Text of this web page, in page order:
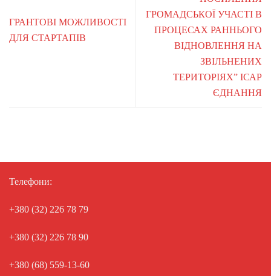
ГРАНТОВІ МОЖЛИВОСТІ
ДЛЯ СТАРТАПІВ
ГРОМАДСЬКОЇ УЧАСТІ В
ПРОЦЕСАХ РАННЬОГО
ВІДНОВЛЕННЯ НА
ЗВІЛЬНЕНИХ
ТЕРИТОРІЯХ” ІСАР
ЄДНАННЯ
Телефони:
+380 (32) 226 78 79
+380 (32) 226 78 90
+380 (68) 559-13-60